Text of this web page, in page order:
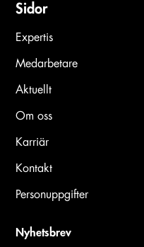
Sidor
Expertis
Medarbetare
Aktuellt
Om oss
Karriär
Kontakt
Personuppgifter
Nyhetsbrev